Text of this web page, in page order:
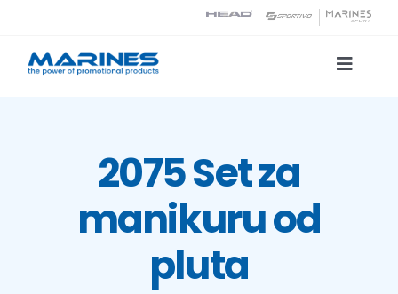
content
Toggle
Tehnologije tiska2075 Set za
manikuru od
pluta